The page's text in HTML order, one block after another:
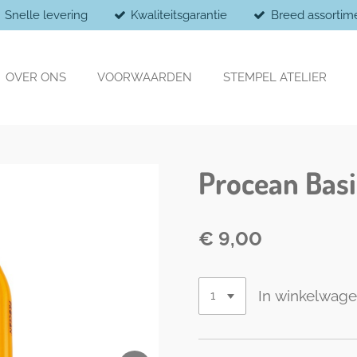
Snelle levering Kwaliteitsgarantie Breed
OVER ONS VOORWAARDEN STEMPEL ATELIER
Procean
€ 9,00
In